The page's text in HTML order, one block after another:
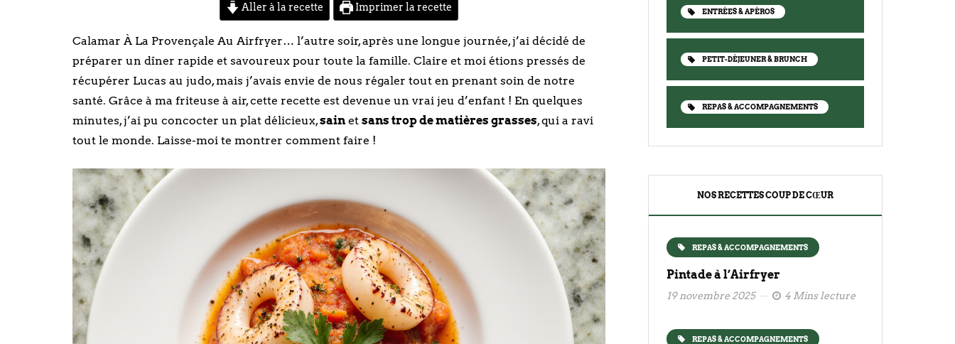
Aller à la recette Imprimer la recette
Calamar À La Provençale Au Airfryer… l’autre soir, après une longue journée, j’ai décidé de
préparer un dîner rapide et savoureux pour toute la famille. Claire et moi étions pressés de
récupérer Lucas au judo, mais j’avais envie de nous régaler tout en prenant soin de notre
santé. Grâce à ma friteuse à air, cette recette est devenue un vrai jeu d’enfant ! En quelques
minutes, j’ai pu concocter un plat délicieux,sain et sans trop de matières grasses, qui a ravi
tout le monde. Laisse-moi te montrer comment faire !
ENTRÉES & APÉROS
PETIT-DÉJEUNER & BRUNCH
REPAS & ACCOMPAGNEMENTS
NOS RECETTES COUP DE CŒUR
REPAS & ACCOMPAGNEMENTS
Pintade à l’Airfryer
19 novembre 2025 4 Mins lecture
REPAS & ACCOMPAGNEMENTS